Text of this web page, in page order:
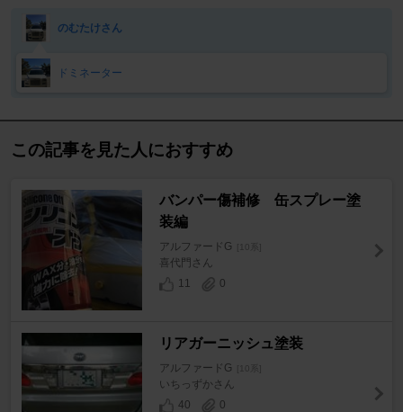
のむたけさん
ドミネーター
この記事を見た人におすすめ
バンパー傷補修 缶スプレー塗
装編
アルファードG [10系]
喜代門さん
11
0
リアガーニッシュ塗装
アルファードG [10系]
いちっずかさん
40
0